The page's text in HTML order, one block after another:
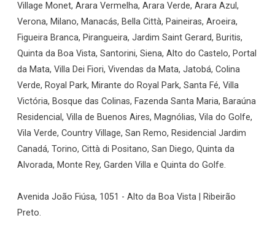
Village Monet, Arara Vermelha, Arara Verde, Arara Azul,
Verona, Milano, Manacás, Bella Città, Paineiras, Aroeira,
Figueira Branca, Pirangueira, Jardim Saint Gerard, Buritis,
Quinta da Boa Vista, Santorini, Siena, Alto do Castelo, Portal
da Mata, Villa Dei Fiori, Vivendas da Mata, Jatobá, Colina
Verde, Royal Park, Mirante do Royal Park, Santa Fé, Villa
Victória, Bosque das Colinas, Fazenda Santa Maria, Baraúna
Residencial, Villa de Buenos Aires, Magnólias, Vila do Golfe,
Vila Verde, Country Village, San Remo, Residencial Jardim
Canadá, Torino, Città di Positano, San Diego, Quinta da
Alvorada, Monte Rey, Garden Villa e Quinta do Golfe.
Avenida João Fiúsa, 1051 - Alto da Boa Vista | Ribeirão
Preto.